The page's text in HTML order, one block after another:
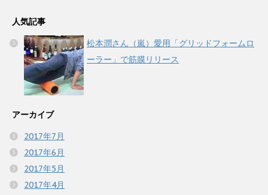
人気記事
松本潤さん（嵐）愛用「グリッドフォームロ
ーラー」で筋膜リリース
アーカイブ
2017年7月
2017年6月
2017年5月
2017年4月